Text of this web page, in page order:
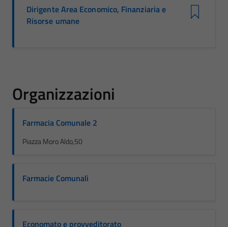
Dirigente Area Economico, Finanziaria e
Risorse umane
Organizzazioni
Farmacia Comunale 2
Piazza Moro Aldo,50
Farmacie Comunali
Economato e provveditorato